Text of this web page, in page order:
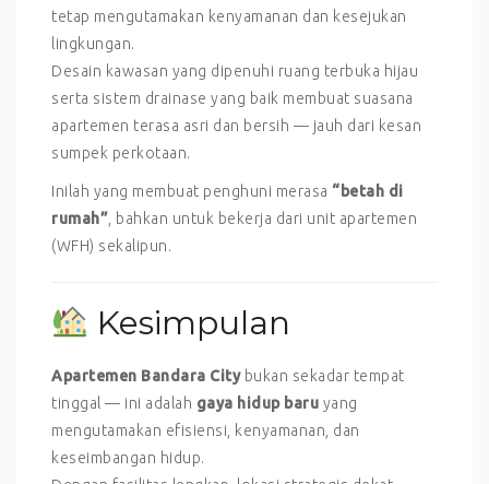
tetap mengutamakan kenyamanan dan kesejukan
lingkungan.
Desain kawasan yang dipenuhi ruang terbuka hijau
serta sistem drainase yang baik membuat suasana
apartemen terasa asri dan bersih — jauh dari kesan
sumpek perkotaan.
Inilah yang membuat penghuni merasa “betah di
rumah” , bahkan untuk bekerja dari unit apartemen
(WFH) sekalipun.
Kesimpulan
Apartemen Bandara Citybukan sekadar tempat
tinggal — ini adalah gaya hidup baru yang
mengutamakan efisiensi, kenyamanan, dan
keseimbangan hidup.